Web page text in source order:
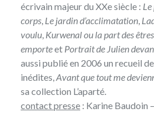
écrivain majeur du XXe siècle :
corps, Le jardin d’acclimatation,
voulu, Kurwenal ou la part des êtres
emporteet Portrait de Julien
aussi publié en 2006 un recueil
inédites,Avant que tout me
sa collection L’aparté.
contact presse : Karine Baudoin